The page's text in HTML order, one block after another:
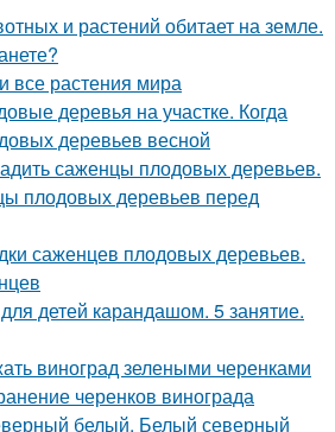
и растений обитает на земле.
все растения мира
деревья на участке. Когда
деревьев весной
саженцы плодовых деревьев.
плодовых деревьев перед
саженцев плодовых деревьев.
детей карандашом. 5 занятие.
виноград зелеными черенками
черенков винограда
белый. Белый северный